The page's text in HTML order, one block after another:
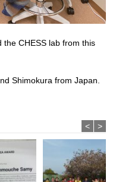
CHESS lab from this
Shimokura from Japan.
< >